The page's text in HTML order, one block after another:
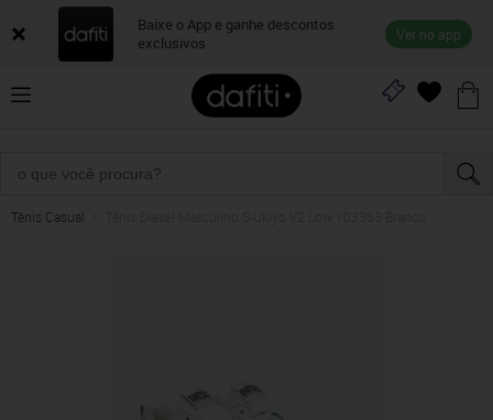
Baixe o App e ganhe descontos
exclusivos
Ver no app
Tênis Casual